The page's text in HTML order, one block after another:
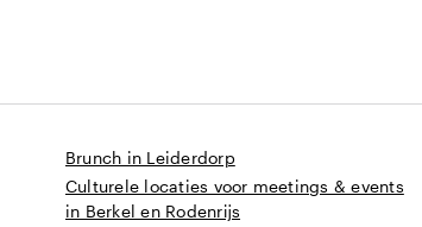
Brunch in Leiderdorp
Culturele locaties voor meetings & events
in Berkel en Rodenrijs